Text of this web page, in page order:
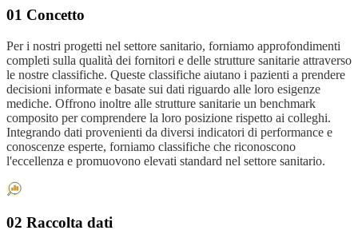
01 Concetto
Per i nostri progetti nel settore sanitario, forniamo approfondimenti
completi sulla qualità dei fornitori e delle strutture sanitarie attraverso
le nostre classifiche. Queste classifiche aiutano i pazienti a prendere
decisioni informate e basate sui dati riguardo alle loro esigenze
mediche. Offrono inoltre alle strutture sanitarie un benchmark
composito per comprendere la loro posizione rispetto ai colleghi.
Integrando dati provenienti da diversi indicatori di performance e
conoscenze esperte, forniamo classifiche che riconoscono
l'eccellenza e promuovono elevati standard nel settore sanitario.
02 Raccolta dati